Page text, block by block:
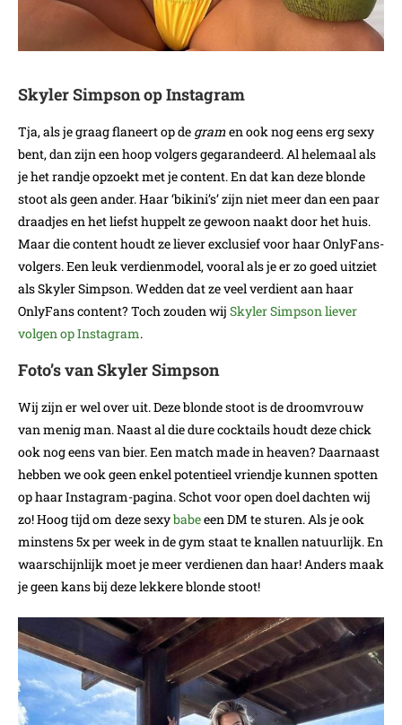
Skyler Simpson op Instagram
Tja, als je graag flaneert op de gramen ook nog eens erg sexy
bent, dan zijn een hoop volgers gegarandeerd. Al helemaal als
je het randje opzoekt met je content. En dat kan deze blonde
stoot als geen ander. Haar ‘bikini’s’ zijn niet meer dan een paar
draadjes en het liefst huppelt ze gewoon naakt door het huis.
Maar die content houdt ze liever exclusief voor haar OnlyFans-
volgers. Een leuk verdienmodel, vooral als je er zo goed uitziet
als Skyler Simpson. Wedden dat ze veel verdient aan haar
OnlyFans content? Toch zouden wij Skyler Simpson liever
volgen op Instagram.
Foto’s van Skyler Simpson
Wij zijn er wel over uit. Deze blonde stoot is de droomvrouw
van menig man. Naast al die dure cocktails houdt deze chick
ook nog eens van bier. Een match made in heaven? Daarnaast
hebben we ook geen enkel potentieel vriendje kunnen spotten
op haar Instagram-pagina. Schot voor open doel dachten wij
zo! Hoog tijd om deze sexybabeeen DM te sturen. Als je ook
minstens 5x per week in de gym staat te knallen natuurlijk. En
waarschijnlijk moet je meer verdienen dan haar! Anders maak
je geen kans bij deze lekkere blonde stoot!